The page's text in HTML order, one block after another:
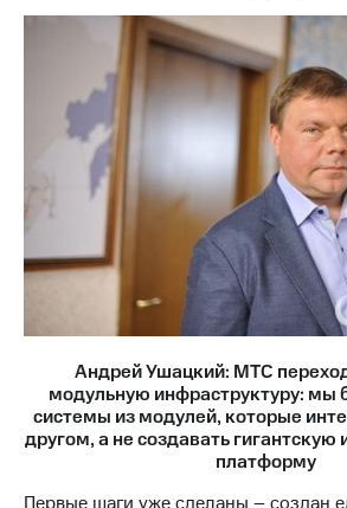
Андрей Ушацкий: МТС
модульную инфраструктуру: мы
системы из модулей, которые
другом, а не создавать
платформу